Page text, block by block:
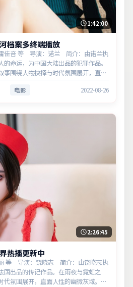
1:42:00
档案多终端播放
佳音 等 导演：诺兰 简介：由诺兰执
命运，为中国大陆出品的犯罪作品。
事围绕人物抉择与时代氛围展开，直面
电影 2022-08-26
2:26:45
热播更新中
等 导演：饶晓志 简介：由饶晓志执
国出品的传记作品。在雨夜与霓虹之
代氛围展开，直面人性的幽微灰域。主